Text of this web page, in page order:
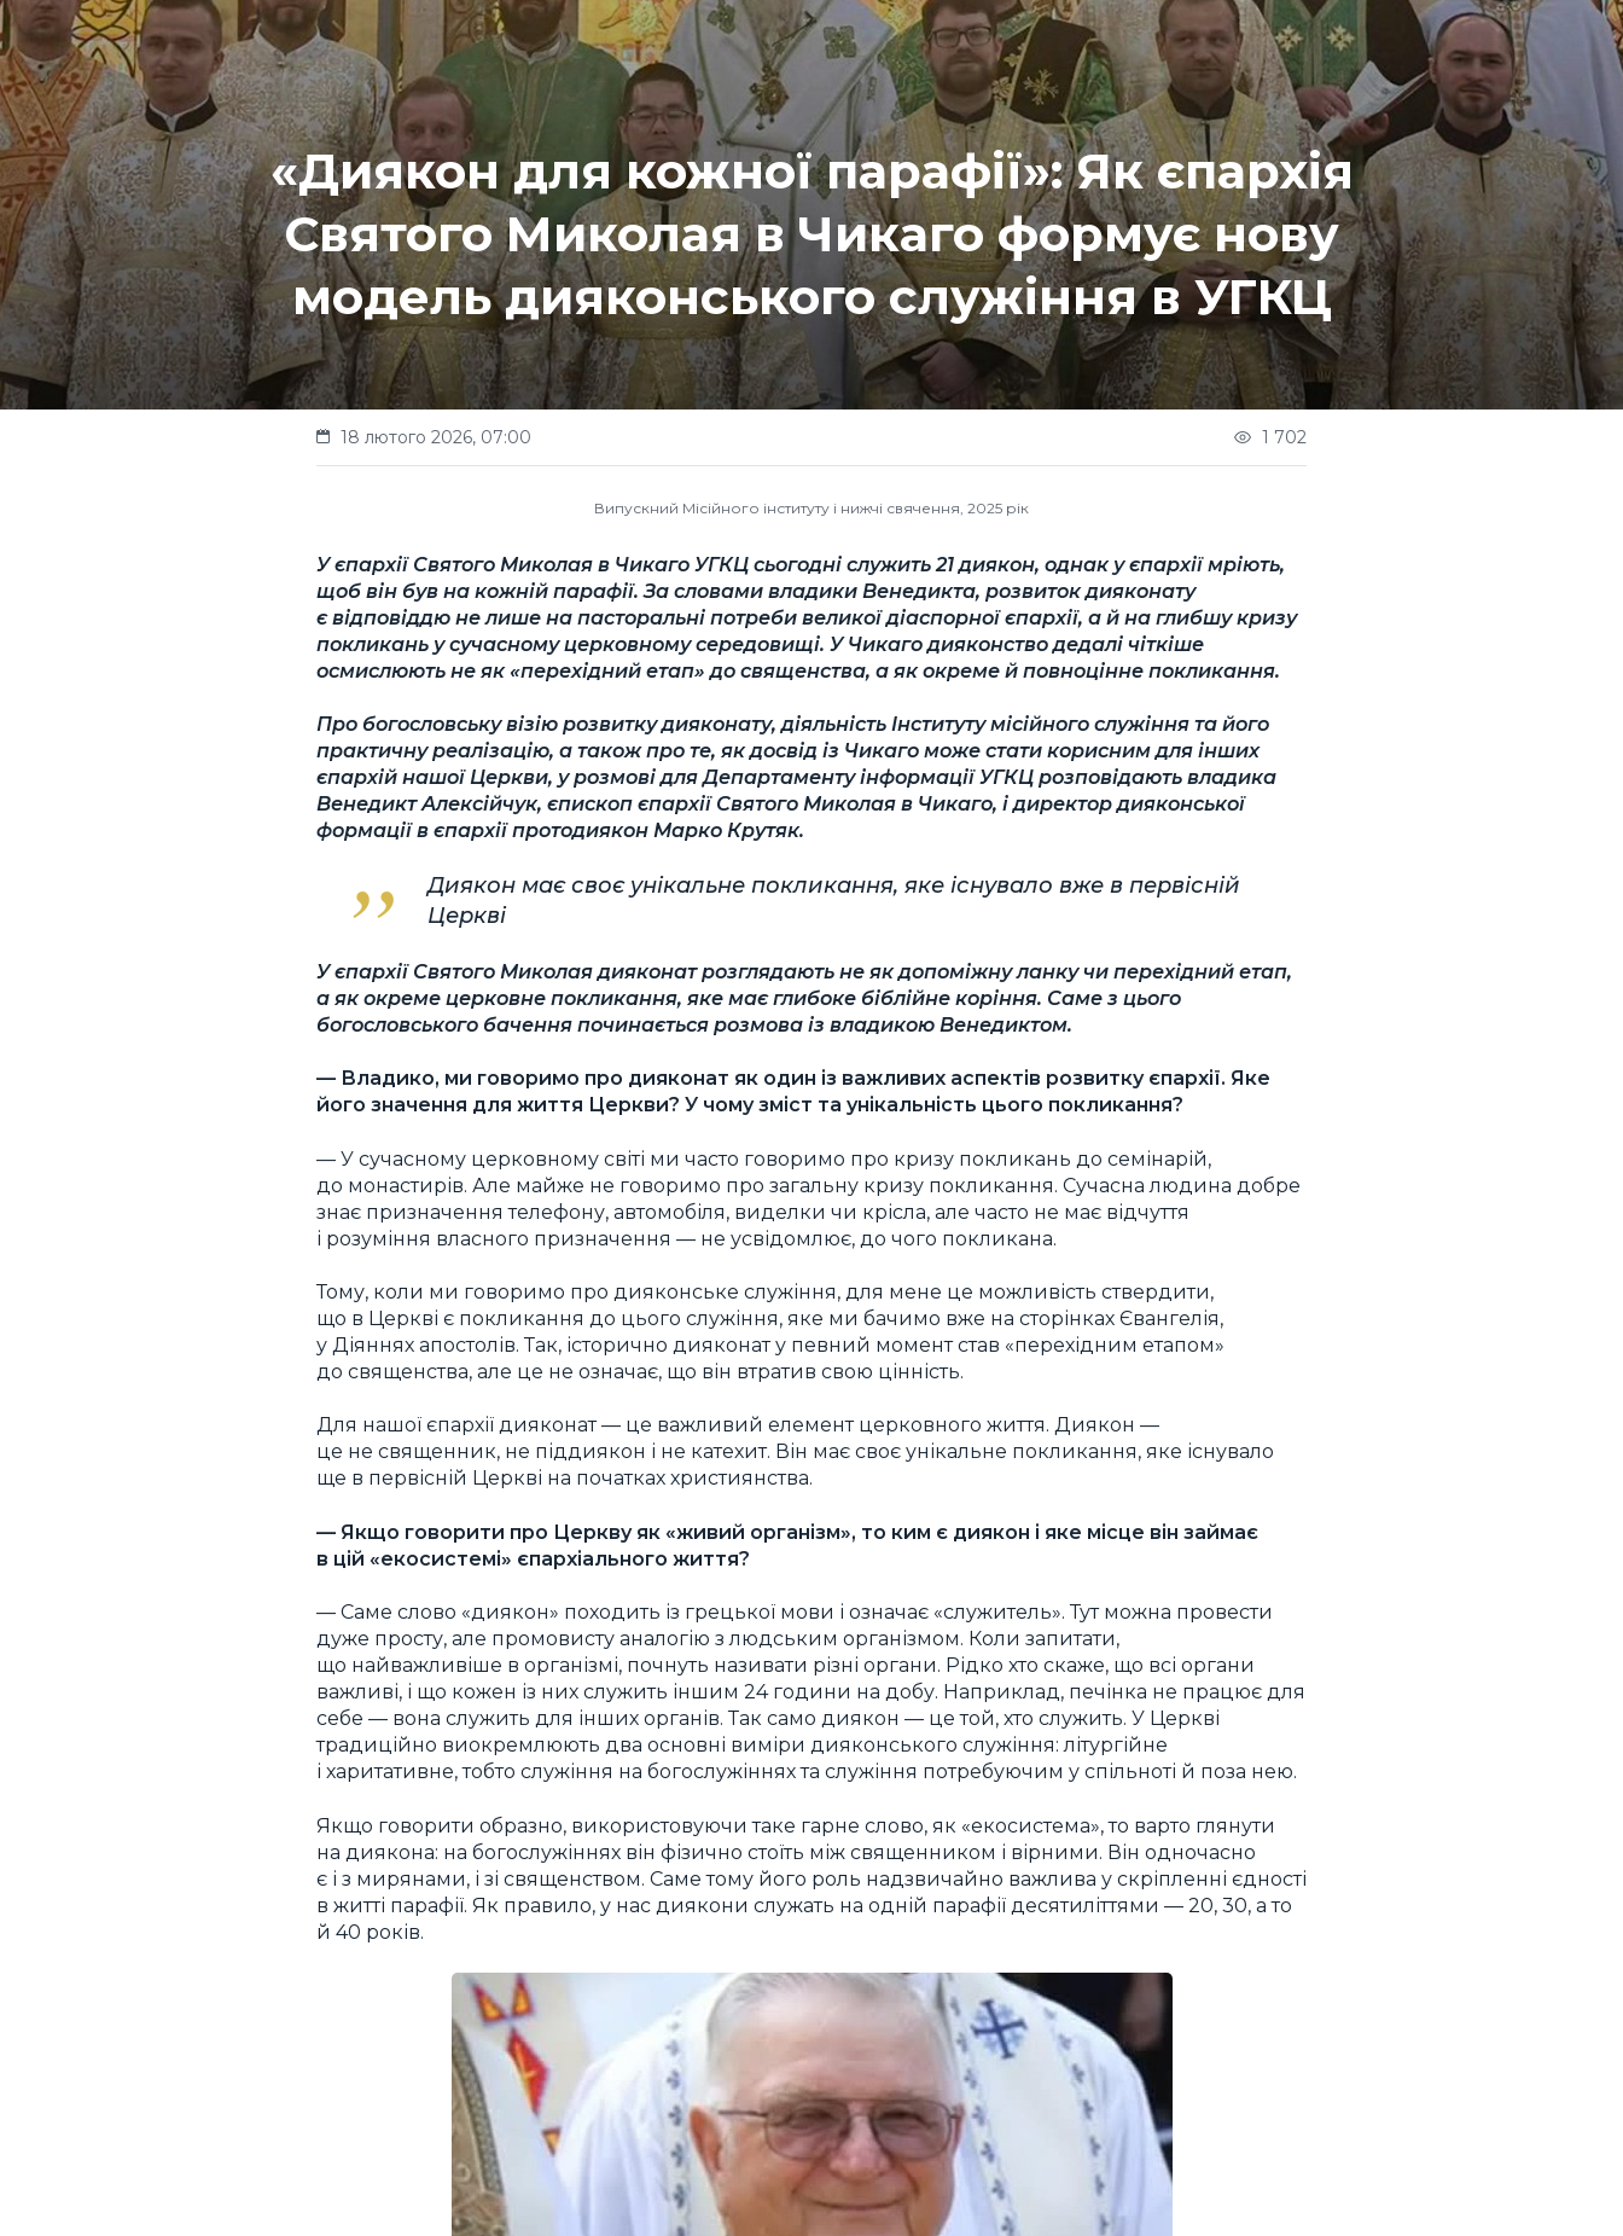
«Диякон для кожної парафії»: Як єпархія
Святого Миколая в Чикаго формує нову
модель дияконського служіння в УГКЦ
18 лютого 2026, 07:00 1 702
Випускний Місійного інституту і нижчі свячення, 2025 рік
У єпархії Святого Миколая в Чикаго УГКЦ сьогодні служить 21 диякон, однак у єпархії мріють,
щоб він був на кожній парафії. За словами владики Венедикта, розвиток дияконату
є відповіддю не лише на пасторальні потреби великої діаспорної єпархії, а й на глибшу кризу
покликань у сучасному церковному середовищі. У Чикаго дияконство дедалі чіткіше
осмислюють не як «перехідний етап» до священства, а як окреме й повноцінне покликання.
Про богословську візію розвитку дияконату, діяльність Інституту місійного служіння та його
практичну реалізацію, а також про те, як досвід із Чикаго може стати корисним для інших
єпархій нашої Церкви, у розмові для Департаменту інформації УГКЦ розповідають владика
Венедикт Алексійчук, єпископ єпархії Святого Миколая в Чикаго, і директор дияконської
формації в єпархії протодиякон Марко Крутяк.
Диякон має своє унікальне покликання, яке існувало вже в первісній
Церкві
У єпархії Святого Миколая дияконат розглядають не як допоміжну ланку чи перехідний етап,
а як окреме церковне покликання, яке має глибоке біблійне коріння. Саме з цього
богословського бачення починається розмова із владикою Венедиктом.
— Владико, ми говоримо про дияконат як один із важливих аспектів розвитку єпархії. Яке
його значення для життя Церкви? У чому зміст та унікальність цього покликання?
— У сучасному церковному світі ми часто говоримо про кризу покликань до семінарій,
до монастирів. Але майже не говоримо про загальну кризу покликання. Сучасна людина добре
знає призначення телефону, автомобіля, виделки чи крісла, але часто не має відчуття
і розуміння власного призначення — не усвідомлює, до чого покликана.
Тому, коли ми говоримо про дияконське служіння, для мене це можливість ствердити,
що в Церкві є покликання до цього служіння, яке ми бачимо вже на сторінках Євангелія,
у Діяннях апостолів. Так, історично дияконат у певний момент став «перехідним етапом»
до священства, але це не означає, що він втратив свою цінність.
Для нашої єпархії дияконат — це важливий елемент церковного життя. Диякон —
це не священник, не піддиякон і не катехит. Він має своє унікальне покликання, яке існувало
ще в первісній Церкві на початках християнства.
— Якщо говорити про Церкву як «живий організм», то ким є диякон і яке місце він займає
в цій «екосистемі» єпархіального життя?
— Саме слово «диякон» походить із грецької мови і означає «служитель». Тут можна провести
дуже просту, але промовисту аналогію з людським організмом. Коли запитати,
що найважливіше в організмі, почнуть називати різні органи. Рідко хто скаже, що всі органи
важливі, і що кожен із них служить іншим 24 години на добу. Наприклад, печінка не працює для
себе — вона служить для інших органів. Так само диякон — це той, хто служить. У Церкві
традиційно виокремлюють два основні виміри дияконського служіння: літургійне
і харитативне, тобто служіння на богослужіннях та служіння потребуючим у спільноті й поза нею.
Якщо говорити образно, використовуючи таке гарне слово, як «екосистема», то варто глянути
на диякона: на богослужіннях він фізично стоїть між священником і вірними. Він одночасно
є і з мирянами, і зі священством. Саме тому його роль надзвичайно важлива у скріпленні єдності
в житті парафії. Як правило, у нас диякони служать на одній парафії десятиліттями — 20, 30, а то
й 40 років.